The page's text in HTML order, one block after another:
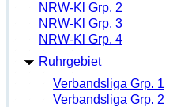
NRW-Kl Grp. 2
NRW-Kl Grp. 3
NRW-Kl Grp. 4
Ruhrgebiet
Verbandsliga Grp. 1
Verbandsliga Grp. 2